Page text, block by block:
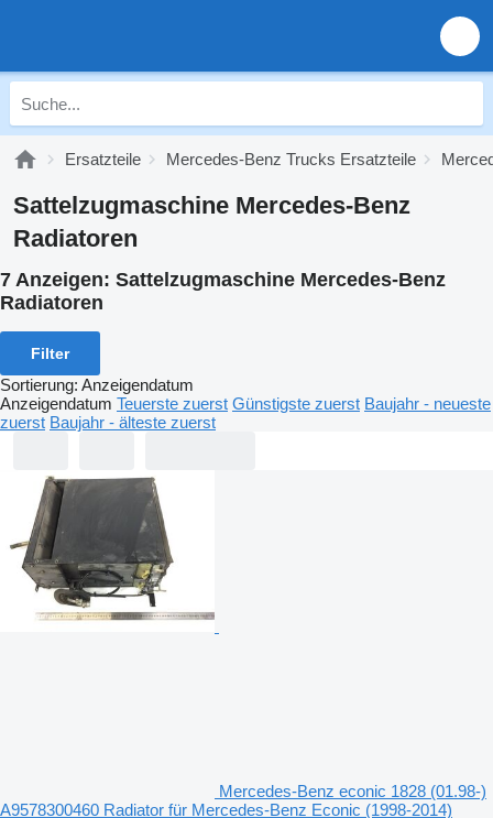
Ersatzteile Mercedes-Benz Trucks Ersatzteile
Sattelzugmaschine Mercedes-Benz
Radiatoren
7 Anzeigen: Sattelzugmaschine Mercedes-Benz
Radiatoren
Filter
Sortierung: Anzeigendatum
Anzeigendatum Teuerste zuerst Günstigste zuerst Baujahr - neueste
zuerst Baujahr - älteste zuerst
Mercedes-Benz econic 1828 (01.98-)
A9578300460 Radiator für Mercedes-Benz Econic (1998-2014)